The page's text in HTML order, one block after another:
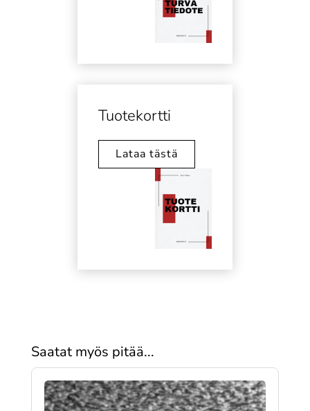
Tuotekortti
Lataa tästä
Saatat myös pitää...